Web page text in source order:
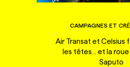
CAMPAGNES ET
Air Transat et Celsius
les têtes... et la
Saputo